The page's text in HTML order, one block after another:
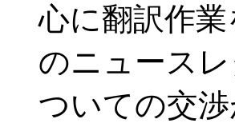
心に翻訳作
のニュース
ついての交